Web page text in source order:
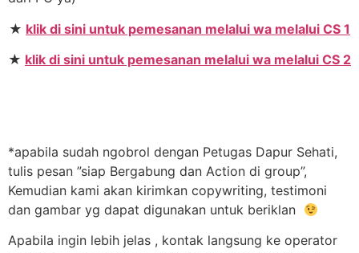
★ klik di sini untuk pemesanan melalui wa melalui CS 1
★ klik di sini untuk pemesanan melalui wa melalui CS 2
*apabila sudah ngobrol dengan Petugas Dapur Sehati,
tulis pesan ”siap Bergabung dan Action di group”,
Kemudian kami akan kirimkan copywriting, testimoni
dan gambar yg dapat digunakan untuk beriklan
Apabila ingin lebih jelas , kontak langsung ke operator